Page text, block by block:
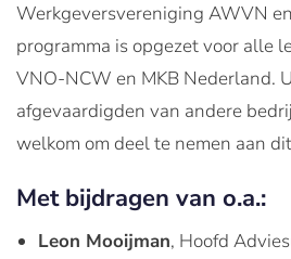
Werkgeversvereniging AWVN
programma is opgezet voor alle
VNO-NCW en MKB Nederland.
afgevaardigden van andere
welkom om deel te nemen aan
Met bijdragen van o.a.:
Leon Mooijman, Hoofd